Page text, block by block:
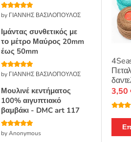
θηκε με
4.80
3,50
Βαθμολογή
θηκε με5
by ΓΙΑΝΝΗΣ ΒΑΣΙΛΟΠΟΥΛΟΣ
Ιμάντας συνθετικός με
το μέτρο Μαύρος 20mm
έως 50mm
Βαθμολογή
θηκε με5
by ΓΙΑΝΝΗΣ ΒΑΣΙΛΟΠΟΥΛΟΣ
Μουλινέ κεντήματος
100% αιγυπτιακό
βαμβάκι - DMC art 117
Βαθμολογή
θηκε με5
by Anonymous